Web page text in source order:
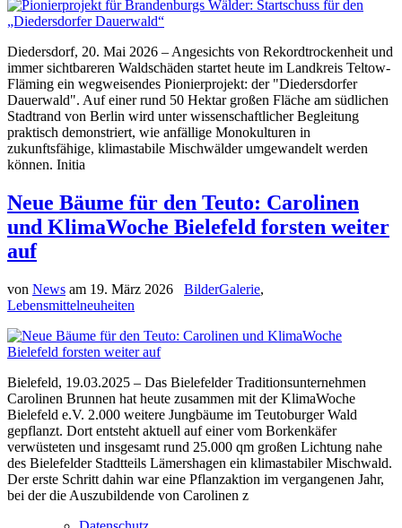
Diedersdorf, 20. Mai 2026 – Angesichts von Rekordtrockenheit und
immer sichtbareren Waldschäden startet heute im Landkreis Teltow-
Fläming ein wegweisendes Pionierprojekt: der "Diedersdorfer
Dauerwald". Auf einer rund 50 Hektar großen Fläche am südlichen
Stadtrand von Berlin wird unter wissenschaftlicher Begleitung
praktisch demonstriert, wie anfällige Monokulturen in
zukunftsfähige, klimastabile Mischwälder umgewandelt werden
können. Initia
Neue Bäume für den Teuto: Carolinen
und KlimaWoche Bielefeld forsten weiter
auf
von News am 19. März 2026 BilderGalerie,
Lebensmittelneuheiten
Bielefeld, 19.03.2025 – Das Bielefelder Traditionsunternehmen
Carolinen Brunnen hat heute zusammen mit der KlimaWoche
Bielefeld e.V. 2.000 weitere Jungbäume im Teutoburger Wald
gepflanzt. Dort entsteht aktuell auf einer vom Borkenkäfer
verwüsteten und insgesamt rund 25.000 qm großen Lichtung nahe
des Bielefelder Stadtteils Lämershagen ein klimastabiler Mischwald.
Der erste Schritt dahin war eine Pflanzaktion im vergangenen Jahr,
bei der die Auszubildende von Carolinen z